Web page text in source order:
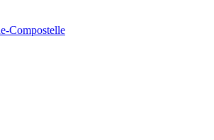
Compostelle